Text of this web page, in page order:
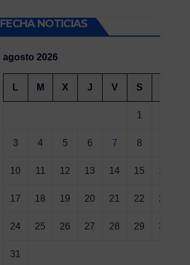
FECHA NOTICIAS
agosto 2026
L M X J V S
1
3 4 5 6 7 8
10 11 12 13 14 15 16
17 18 19 20 21 22 23
24 25 26 27 28 29 30
31